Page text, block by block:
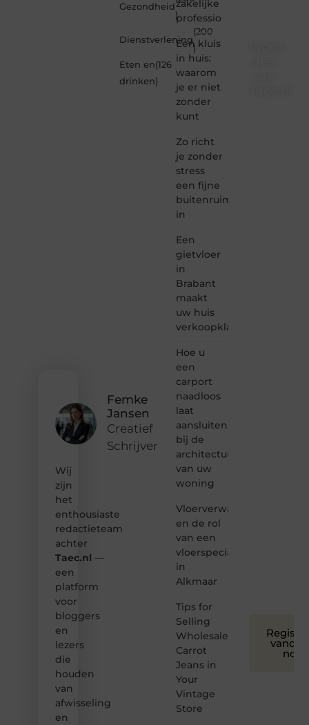
Femke
Jansen
Creatief
Schrijver
Wij
zijn
het
enthousiaste
redactieteam
achter
Taec.nl —
een
platform
voor
bloggers
en
lezers
die
houden
van
afwisseling
en
Gezondheid
)
Dienstverlening
(200
)
Eten en
drinken
(126
)
zakelijke
professio
Een kluis
in huis:
waarom
je er niet
zonder
kunt
Zo richt
je zonder
stress
een fijne
buitenruimte
in
Een
gietvloer
in
Brabant
maakt
uw huis
verkoopklaar
Hoe u
een
carport
naadloos
laat
aansluiten
bij de
architectuur
van uw
woning
Vloerverwarming
en de rol
van een
vloerspecialist
in
Alkmaar
Tips for
Selling
Wholesale
Carrot
Jeans in
Your
Vintage
Store
nog